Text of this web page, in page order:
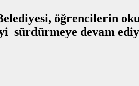
öğrencilerin
sürdürmeye devam